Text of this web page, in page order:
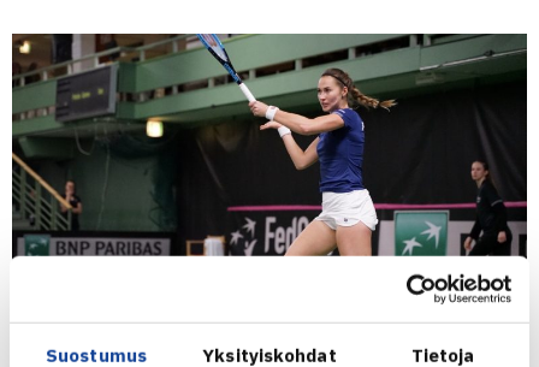
Suostumus Yksityiskohdat Tietoja